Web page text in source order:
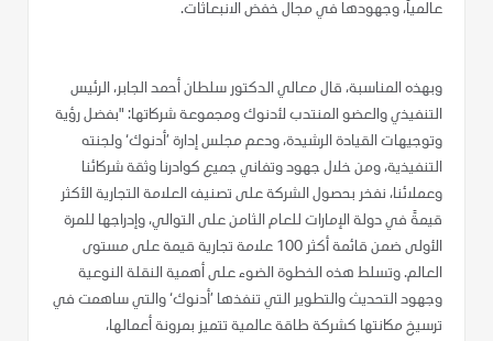
عالمياً، وجهودها في مجال خفض الانبعاثات.
وبهذه المناسبة، قال معالي الدكتور سلطان أحمد الجابر، الرئيس
التنفيذي والعضو المنتدب لأدنوك ومجموعة شركاتها: "بفضل رؤية
وتوجيهات القيادة الرشيدة، ودعم مجلس إدارة ’أدنوك‘ ولجنته
التنفيذية، ومن خلال جهود وتفاني جميع كوادرنا وثقة شركائنا
وعملائنا، نفخر بحصول الشركة على تصنيف العلامة التجارية الأكثر
قيمةً في دولة الإمارات للعام الثامن على التوالي، وإدراجها للمرة
الأولى ضمن قائمة أكثر 100 علامة تجارية قيمة على مستوى
العالم. وتسلط هذه الخطوة الضوء على أهمية النقلة النوعية
وجهود التحديث والتطوير التي تنفذها ’أدنوك‘ والتي ساهمت في
ترسيخ مكانتها كشركة طاقة عالمية تتميز بمرونة أعمالها،